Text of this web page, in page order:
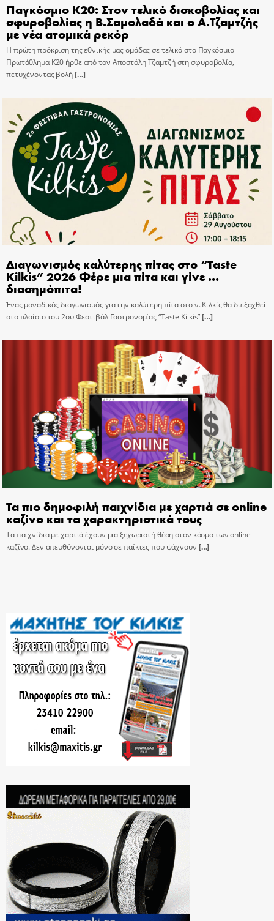
Παγκόσμιο Κ20: Στον τελικό δισκοβολίας και
σφυροβολίας η Β.Σαμολαδά και ο Α.Τζαμτζής
με νέα ατομικά ρεκόρ
Η πρώτη πρόκριση της εθνικής μας ομάδας σε τελικό στο Παγκόσμιο
Πρωτάθλημα Κ20 ήρθε από τον Αποστόλη Τζαμτζή στη σφυροβολία,
πετυχένοντας βολή[…]
Διαγωνισμός καλύτερης πίτας στο “Taste
Kilkis” 2026 Φέρε μια πίτα και γίνε …
διασημόπιτα!
Ένας μοναδικός διαγωνισμός για την καλύτερη πίτα στο ν. Κιλκίς θα διεξαχθεί
στο πλαίσιο του 2ου Φεστιβάλ Γαστρονομίας “Taste Kilkis”[…]
Τα πιο δημοφιλή παιχνίδια με χαρτιά σε online
καζίνο και τα χαρακτηριστικά τους
Τα παιχνίδια με χαρτιά έχουν μια ξεχωριστή θέση στον κόσμο των online
καζίνο. Δεν απευθύνονται μόνο σε παίκτες που ψάχνουν […]